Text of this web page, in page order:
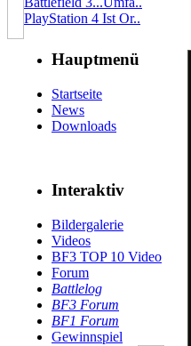
PlayStation 4 Ist Or..
Hauptmenü
Startseite
News
Downloads
Interaktiv
Bildergalerie
Videos
BF3 TOP 10 Video
Forum
Battlelog
BF3 Forum
BF1 Forum
Gewinnspiel